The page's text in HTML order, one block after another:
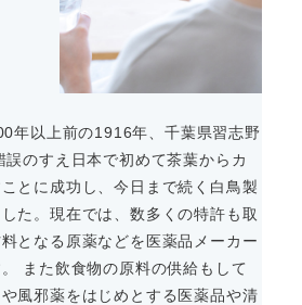
年以上前の1916年、千葉県習志野
のすえ日本で初めて茶葉からカ
とに成功し、今日まで続く白鳥製
た。現在では、数多くの特許も取
となる原薬などを医薬品メーカー
また飲食物の原料の供給もして
風邪薬をはじめとする医薬品や清